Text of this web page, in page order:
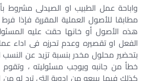
واباحة عمل الطبيب او الصيدلى مشروط
مطابقا للأصول العملية المقررة فإذا
هذه الأصول أو خانها حقت عليه
الفعل او تقصيره وعدم تحرزه فى اداء
بتحضير محلول مخدر بنسبة تزيد عن
خطأ من جانبه ويوجب مسئوليته ، وتقوم
كذلك فيما يبيعه من ادوية التى ترد له من